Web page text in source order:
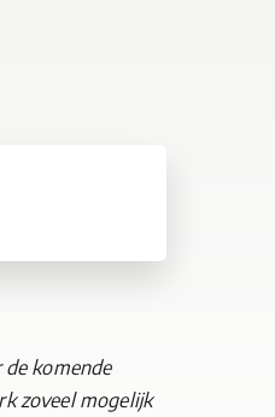
komende
zoveel mogelijk